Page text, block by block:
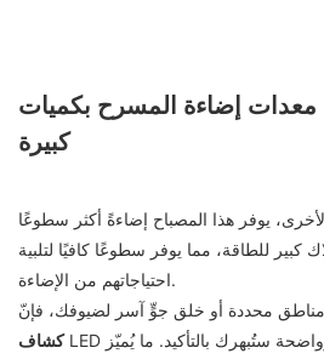
معدات إضاءة المسرح بكميات
كبيرة
يوفر هذا المصباح إضاءةً أكثر سطوعًا
كبير للطاقة، مما يوفر سطوعًا كافيًا لتلبية
احتياجاتهم من الإضاءة.
محددة أو خلق جوٍّ آسر لضيوفك، فإنّ
كشافLED الداخلي يُقدّم ألوانًا زاهية وواضحة ستُبهرك بالتأكيد. ما يُميّز